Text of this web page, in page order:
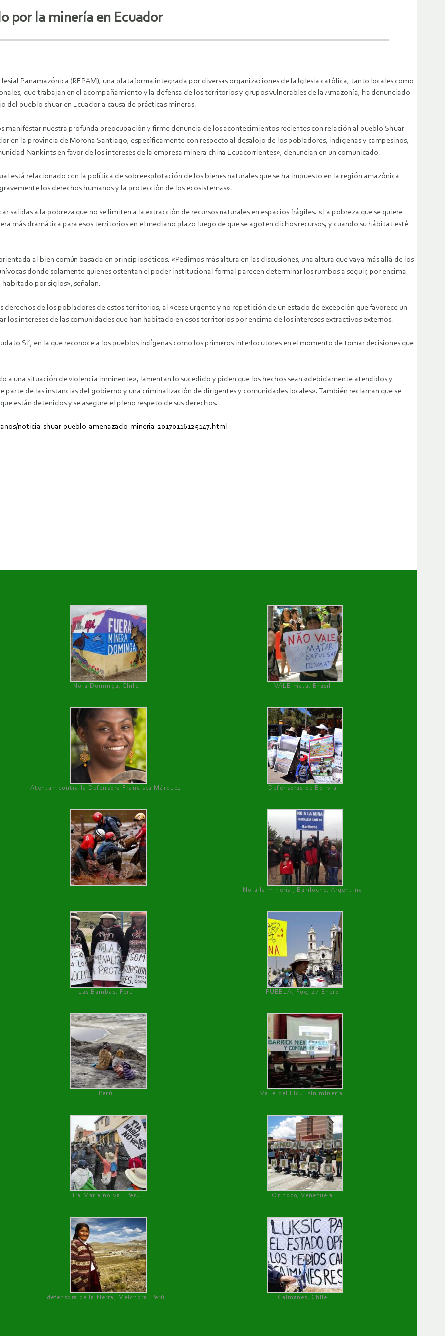
por la minería en Ecuador
Panamazónica (REPAM), una plataforma integrada por diversas organizaciones de la Iglesia católica, tanto locales como
que trabajan en el acompañamiento y la defensa de los territorios y grupos vulnerables de la Amazonía, ha denunciado
del pueblo shuar en Ecuador a causa de prácticas mineras.
manifestar nuestra profunda preocupación y firme denuncia de los acontecimientos recientes con relación al pueblo Shuar
en la provincia de Morona Santiago, específicamente con respecto al desalojo de los pobladores, indígenas y campesinos,
Nankints en favor de los intereses de la empresa minera china Ecuacorrientes», denuncian en un comunicado.
está relacionado con la política de sobreexplotación de los bienes naturales que se ha impuesto en la región amazónica
los derechos humanos y la protección de los ecosistemas».
salidas a la pobreza que no se limiten a la extracción de recursos naturales en espacios frágiles. «La pobreza que se quiere
más dramática para esos territorios en el mediano plazo luego de que se agoten dichos recursos, y cuando su hábitat esté
al bien común basada en principios éticos. «Pedimos más altura en las discusiones, una altura que vaya más allá de los
donde solamente quienes ostentan el poder institucional formal parecen determinar los rumbos a seguir, por encima
por siglos», señalan.
derechos de los pobladores de estos territorios, al «cese urgente y no repetición de un estado de excepción que favorece un
intereses de las comunidades que han habitado en esos territorios por encima de los intereses extractivos externos.
Si’, en la que reconoce a los pueblos indígenas como los primeros interlocutores en el momento de tomar decisiones que
a una situación de violencia inminente», lamentan lo sucedido y piden que los hechos sean «debidamente atendidos y
parte de las instancias del gobierno y una criminalización de dirigentes y comunidades locales». También reclaman que se
están detenidos y se asegure el pleno respeto de sus derechos.
noticia-shuar-pueblo-amenazado-mineria-20170116125147.html
No a Dominga, Chile
VALE mata, Brasil
Atentan contra la Defensora Francisca Márquez Defensoras de Bolivia
No a la minería , Bariloche, Argentina
Las Bambas, Perú PUEBLA, Pue, 27 Enero
Perú Valle del Elqui sin minería.
Tía María no va ! Perú Orinoco, Venezuela
defensora de la tierra, Melchora, Perú Caimanes, Chile